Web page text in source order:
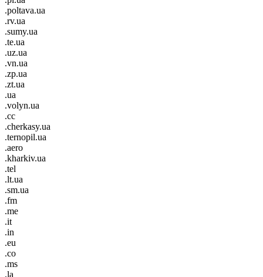
.poltava.ua
.rv.ua
.sumy.ua
.te.ua
.uz.ua
.vn.ua
.zp.ua
.zt.ua
.ua
.volyn.ua
.cc
.cherkasy.ua
.ternopil.ua
.aero
.kharkiv.ua
.tel
.lt.ua
.sm.ua
.fm
.me
.it
.in
.eu
.co
.ms
.la